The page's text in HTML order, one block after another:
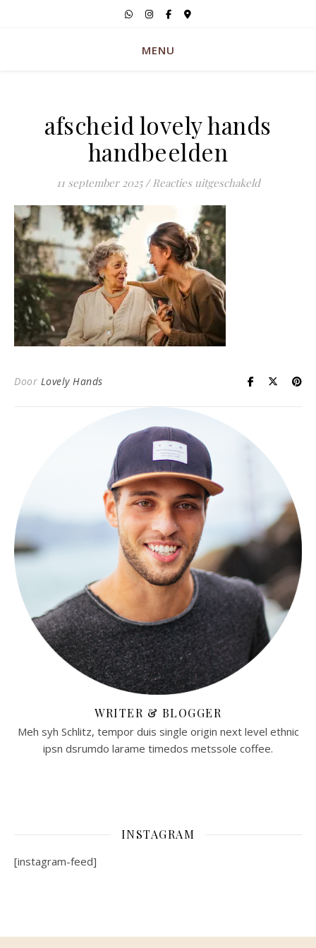
MENU
afscheid lovely hands
handbeelden
11 september 2025 / Reacties uitgeschakeldvoor
Door Lovely Hands
WRITER & BLOGGER
Meh syh Schlitz, tempor duis single origin next level ethnic
ipsn dsrumdo larame timedos metssole coffee.
INSTAGRAM
[instagram-feed]